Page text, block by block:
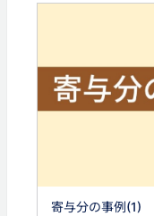
寄与分の事例(1)